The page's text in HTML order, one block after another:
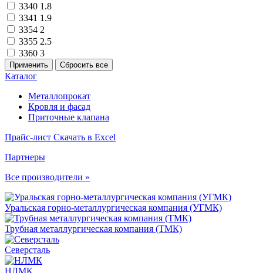
3340 1.8
3341 1.9
3354 2
3355 2.5
3360 3
Каталог
Металлопрокат
Кровля и фасад
Приточные клапана
Прайс-лист Скачать в Excel
Партнеры
Все производители »
Уральская горно-металлургическая компания (УГМК)
Трубная металлургическая компания (ТМК)
Северсталь
НЛМК